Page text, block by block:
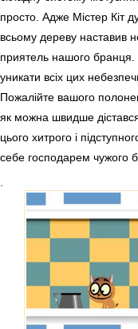
просто. Адже Містер Кіт
всьому дереву наставив
приятель нашого
уникати всіх цих
Пожалійте вашого
як можна швидше дістався
цього хитрого і
себе господарем чужого